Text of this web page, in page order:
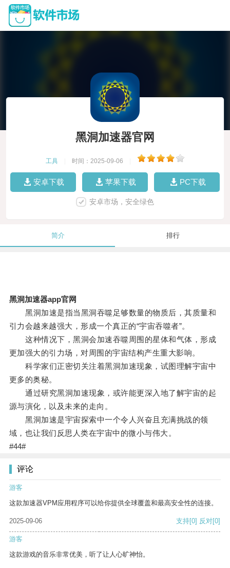
黑洞加速器官网
工具 时间：2025-09-06
安卓下载 苹果下载 PC下载
安卓市场，安全绿色
简介 排行
黑洞加速器app官网
黑洞加速是指当黑洞吞噬足够数量的物质后，其质量和
引力会越来越强大，形成一个真正的“宇宙吞噬者”。
这种情况下，黑洞会加速吞噬周围的星体和气体，形成
更加强大的引力场，对周围的宇宙结构产生重大影响。
科学家们正密切关注着黑洞加速现象，试图理解宇宙中
更多的奥秘。
通过研究黑洞加速现象，或许能更深入地了解宇宙的起
源与演化，以及未来的走向。
黑洞加速是宇宙探索中一个令人兴奋且充满挑战的领
域，也让我们反思人类在宇宙中的微小与伟大。
#44#
评论
游客
这款加速器VPM应用程序可以给你提供全球覆盖和最高安全性的连接。
2025-09-06 支持[0] 反对[0]
游客
这款游戏的音乐非常优美，听了让人心旷神怡。